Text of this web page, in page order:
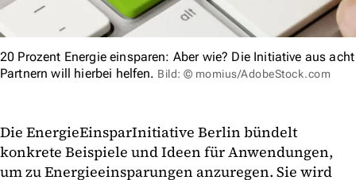
20 Prozent Energie einsparen: Aber wie? Die Initiative aus acht
Partnern will hierbei helfen. Bild: © momius/AdobeStock.com
Die EnergieEinsparInitiative Berlin bündelt
konkrete Beispiele und Ideen für Anwendungen,
um zu Energieeinsparungen anzuregen. Sie wird